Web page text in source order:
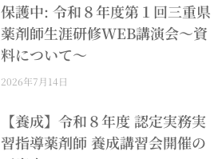
保護中: 令和８年度第１回三重県
薬剤師生涯研修WEB講演会～資
料について～
2026年7月14日
【養成】令和８年度 認定実務実
習指導薬剤師 養成講習会開催の